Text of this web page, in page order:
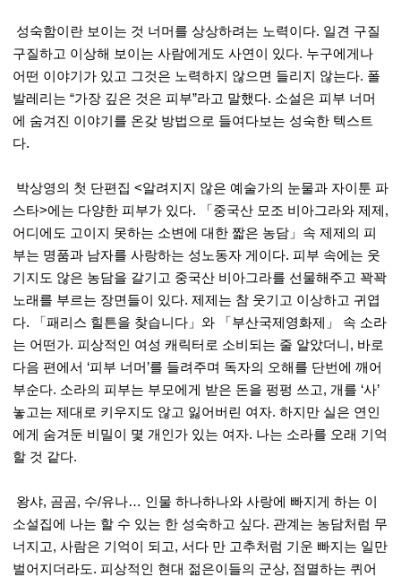
성숙함이란 보이는 것 너머를 상상하려는 노력이다. 일견 구질
구질하고 이상해 보이는 사람에게도 사연이 있다. 누구에게나
어떤 이야기가 있고 그것은 노력하지 않으면 들리지 않는다. 폴
발레리는 “가장 깊은 것은 피부”라고 말했다. 소설은 피부 너머
에 숨겨진 이야기를 온갖 방법으로 들여다보는 성숙한 텍스트
다.
박상영의 첫 단편집 <알려지지 않은 예술가의 눈물과 자이툰 파
스타>에는 다양한 피부가 있다. 「중국산 모조 비아그라와 제제,
어디에도 고이지 못하는 소변에 대한 짧은 농담」속 제제의 피
부는 명품과 남자를 사랑하는 성노동자 게이다. 피부 속에는 웃
기지도 않은 농담을 갈기고 중국산 비아그라를 선물해주고 꽉꽉
노래를 부르는 장면들이 있다. 제제는 참 웃기고 이상하고 귀엽
다. 「패리스 힐튼을 찾습니다」와 「부산국제영화제」 속 소라
는 어떤가. 피상적인 여성 캐릭터로 소비되는 줄 알았더니, 바로
다음 편에서 ‘피부 너머’를 들려주며 독자의 오해를 단번에 깨어
부순다. 소라의 피부는 부모에게 받은 돈을 펑펑 쓰고, 개를 ‘사’
놓고는 제대로 키우지도 않고 잃어버린 여자. 하지만 실은 연인
에게 숨겨둔 비밀이 몇 개인가 있는 여자. 나는 소라를 오래 기억
할 것 같다.
왕샤, 곰곰, 수/유나… 인물 하나하나와 사랑에 빠지게 하는 이
소설집에 나는 할 수 있는 한 성숙하고 싶다. 관계는 농담처럼 무
너지고, 사람은 기억이 되고, 서다 만 고추처럼 기운 빠지는 일만
벌어지더라도. 피상적인 현대 젊은이들의 군상, 점멸하는 퀴어